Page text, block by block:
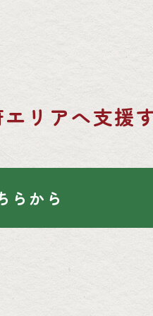
リアへ支援
らから